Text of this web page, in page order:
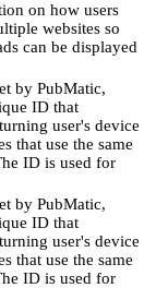
on how users
websites so
can be displayed
by PubMatic,
ID that
user's device
that use the same
ID is used for
by PubMatic,
ID that
user's device
that use the same
ID is used for